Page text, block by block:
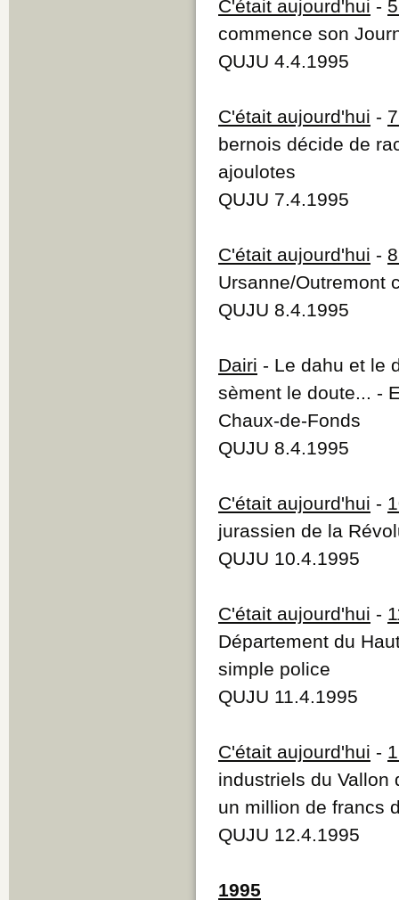
C'était aujourd'hui -
commence son
QUJU 4.4.1995
C'était aujourd'hui -
bernois décide de
ajoulotes
QUJU 7.4.1995
C'était aujourd'hui -
Ursanne/Outremont
QUJU 8.4.1995
Dairi - Le dahu et le
sèment le doute... -
Chaux-de-Fonds
QUJU 8.4.1995
C'était aujourd'hui -
jurassien de la
QUJU 10.4.1995
C'était aujourd'hui -
Département du
simple police
QUJU 11.4.1995
C'était aujourd'hui -
industriels du Vallon
un million de francs
QUJU 12.4.1995
1995